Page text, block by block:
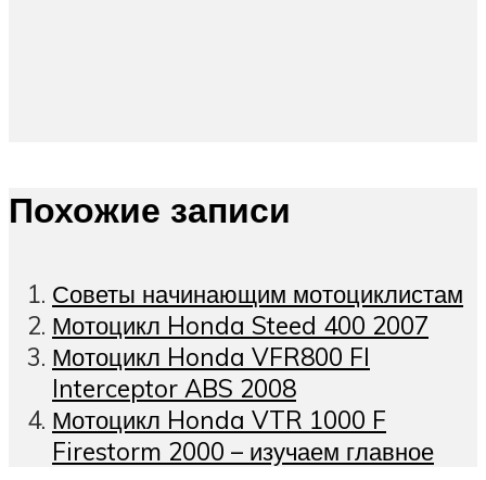
Похожие записи
Советы начинающим мотоциклистам
Мотоцикл Honda Steed 400 2007
Мотоцикл Honda VFR800 FI
Interceptor ABS 2008
Мотоцикл Honda VTR 1000 F
Firestorm 2000 – изучаем главное